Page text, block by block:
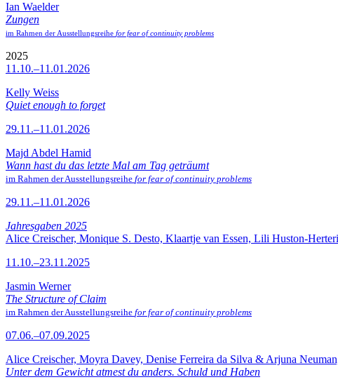
Ian Waelder
Zungen
im Rahmen der Ausstellungsreihe for fear of continuity problems
2025
11.10.–11.01.2026
Kelly Weiss
Quiet enough to forget
29.11.–11.01.2026
Majd Abdel Hamid
Wann hast du das letzte Mal am Tag geträumt
im Rahmen der Ausstellungsreihe for fear of continuity problems
29.11.–11.01.2026
Jahresgaben 2025
Alice Creischer, Monique S. Desto, Klaartje van Essen, Lili Huston-
11.10.–23.11.2025
Jasmin Werner
The Structure of Claim
im Rahmen der Ausstellungsreihe for fear of continuity problems
07.06.–07.09.2025
Alice Creischer, Moyra Davey, Denise Ferreira da Silva & Arjuna
Unter dem Gewicht atmest du anders. Schuld und Haben